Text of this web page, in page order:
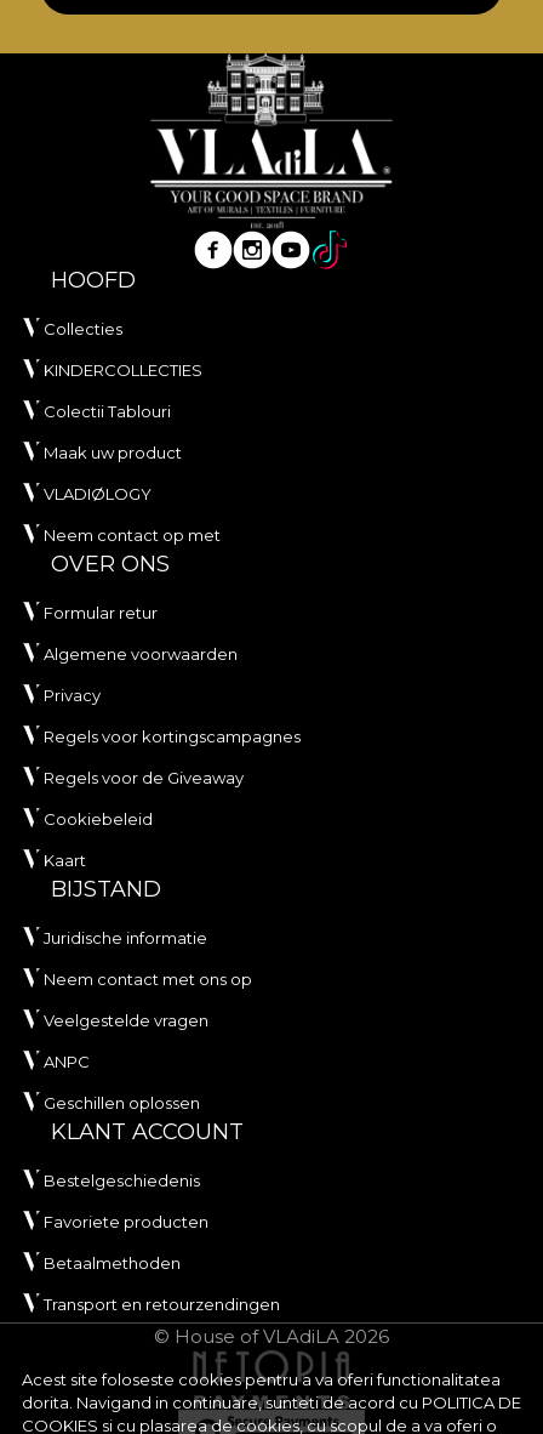
Acest site foloseste cookies pentru a va oferi functionalitatea
dorita. Navigand in continuare, sunteti de acord cu POLITICA DE
COOKIES si cu plasarea de cookies, cu scopul de a va oferi o
HOOFD
Collecties
KINDERCOLLECTIES
Colectii Tablouri
Maak uw product
VLADIØLOGY
Neem contact op met
OVER ONS
Formular retur
Algemene voorwaarden
Privacy
Regels voor kortingscampagnes
Regels voor de Giveaway
Cookiebeleid
Kaart
BIJSTAND
Juridische informatie
Neem contact met ons op
Veelgestelde vragen
ANPC
Geschillen oplossen
KLANT ACCOUNT
Bestelgeschiedenis
Favoriete producten
Betaalmethoden
Transport en retourzendingen
© House of VLAdiLA 2026